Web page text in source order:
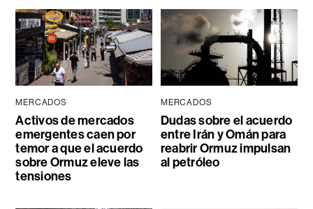
MERCADOS
Activos de mercados
emergentes caen por
temor a que el acuerdo
sobre Ormuz eleve las
tensiones
MERCADOS
Dudas sobre el acuerdo
entre Irán y Omán para
reabrir Ormuz impulsan
al petróleo